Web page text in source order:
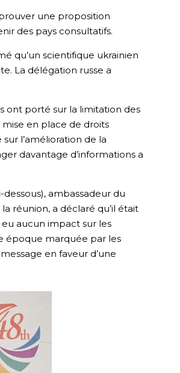
une proposition
des pays consultatifs.
qu’un scientifique ukrainien
La délégation russe a
ont porté sur la limitation des
mise en place de droits
l’amélioration de la
davantage d’informations a
ambassadeur du
réunion, a déclaré qu’il était
eu aucun impact sur les
époque marquée par les
en faveur d’une